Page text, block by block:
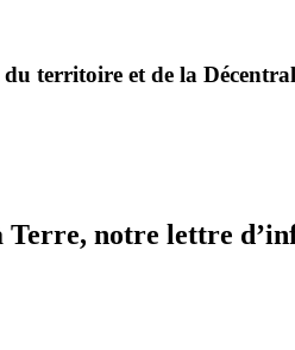
territoire et de la
Terre, notre lettre